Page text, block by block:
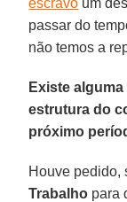
passar do
não temos a
Existe
estrutura do
próximo
Houve pedido,
Trabalho para